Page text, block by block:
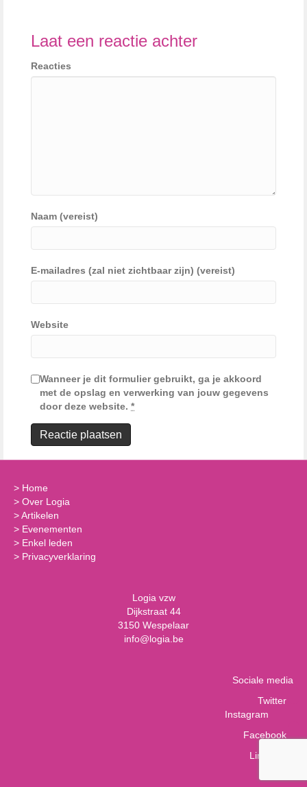
Laat een reactie achter
Reacties
Naam (vereist)
E-mailadres (zal niet zichtbaar zijn) (vereist)
Website
Wanneer je dit formulier gebruikt, ga je akkoord
met de opslag en verwerking van jouw gegevens
door deze website. *
> Home
> Over Logia
>Artikelen
> Evenementen
> Enkel leden
> Privacyverklaring
Logia vzw
Dijkstraat 44
3150 Wespelaar
info@logia.be
Sociale media
Twitter
Instagram
Facebook
LinkedIn